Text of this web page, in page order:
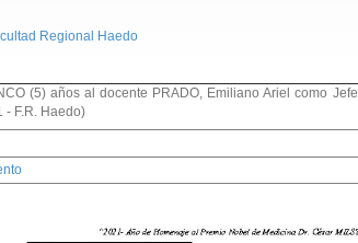
Regional Haedo
(5) años al docente PRADO, Emiliano Ariel como Jefe
- F.R. Haedo)